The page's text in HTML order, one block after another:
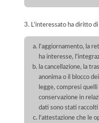
3. L'interessato ha diritto
l'aggiornamento, la
ha interesse,
la cancellazione, la
anonima o il blocco
legge, compresi
conservazione in
dati sono stati
l'attestazione che le